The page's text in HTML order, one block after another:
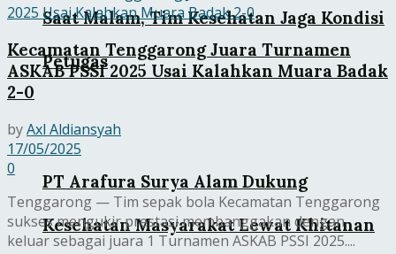
Saat Malam, Tim Kesehatan Jaga Kondisi
Petugas
PT Arafura Surya Alam Dukung
Kesehatan Masyarakat Lewat Khitanan
Kecamatan Tenggarong Juara Turnamen
ASKAB PSSI 2025 Usai Kalahkan Muara Badak
2-0
byAxl Aldiansyah
17/05/2025
0
Tenggarong — Tim sepak bola Kecamatan Tenggarong
sukses mengukir prestasi membanggakan dengan
keluar sebagai juara 1 Turnamen ASKAB PSSI 2025....